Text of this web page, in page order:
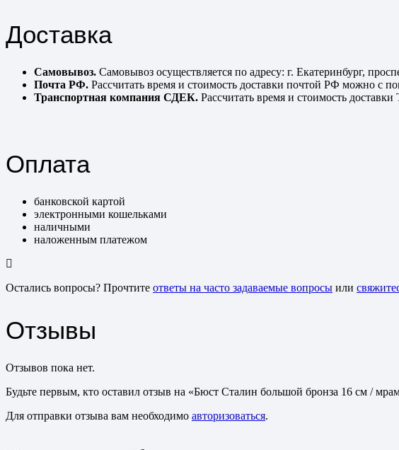
Доставка
Самовывоз. Самовывоз осуществляется по адресу: г. Екатеринбург,
Почта РФ. Рассчитать время и стоимость доставки почтой РФ можно с
Транспортная компания СДЕК. Рассчитать время и стоимость
Оплата
банковской картой
электронными кошельками
наличными
наложенным платежом
Остались вопросы? Прочтите ответы на часто задаваемые вопросы или
Отзывы
Отзывов пока нет.
Будьте первым, кто оставил отзыв на «Бюст Сталин большой бронза 16 см /
Для отправки отзыва вам необходимо авторизоваться.